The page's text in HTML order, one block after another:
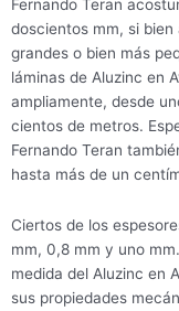
Fernando Teran
doscientos mm, si
grandes o bien más
láminas de Aluzinc en
ampliamente, desde
cientos de metros.
Fernando Teran
hasta más de un
Ciertos de los
mm, 0,8 mm y uno
medida del Aluzinc en
sus propiedades